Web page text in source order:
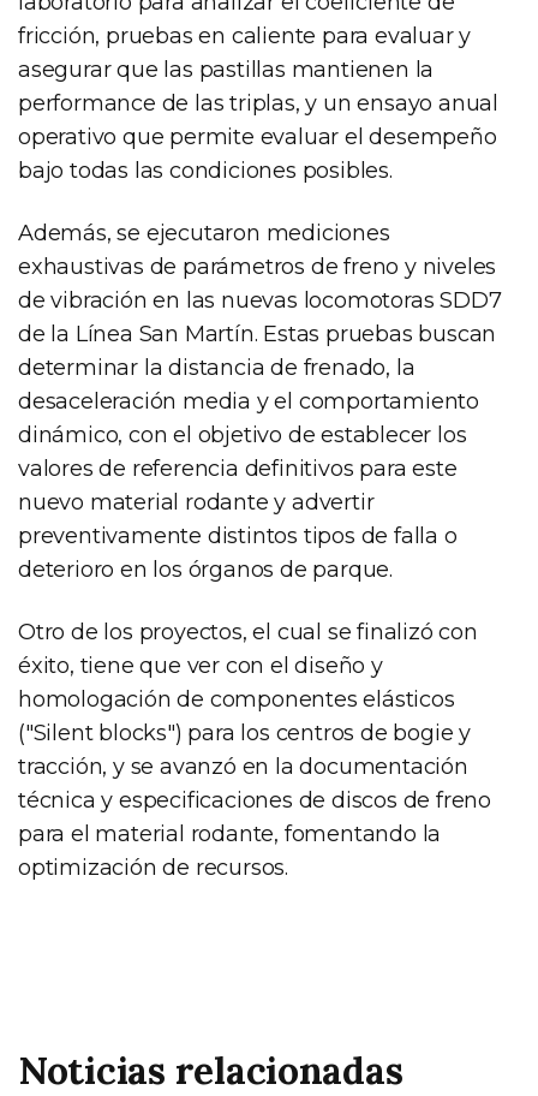
fricción, pruebas en caliente para evaluar y
asegurar que las pastillas mantienen la
performance de las triplas, y un ensayo anual
operativo que permite evaluar el desempeño
bajo todas las condiciones posibles.
Además, se ejecutaron mediciones
exhaustivas de parámetros de freno y niveles
de vibración en las nuevas locomotoras SDD7
de la Línea San Martín. Estas pruebas buscan
determinar la distancia de frenado, la
desaceleración media y el comportamiento
dinámico, con el objetivo de establecer los
valores de referencia definitivos para este
nuevo material rodante y advertir
preventivamente distintos tipos de falla o
deterioro en los órganos de parque.
Otro de los proyectos, el cual se finalizó con
éxito, tiene que ver con el diseño y
homologación de componentes elásticos
("Silent blocks") para los centros de bogie y
tracción, y se avanzó en la documentación
técnica y especificaciones de discos de freno
para el material rodante, fomentando la
optimización de recursos.
Noticias relacionadas